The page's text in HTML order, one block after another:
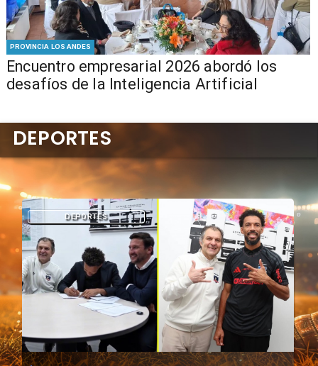
PROVINCIA LOS ANDES
Encuentro empresarial 2026 abordó los
desafíos de la Inteligencia Artificial
DEPORTES
DEPORTES